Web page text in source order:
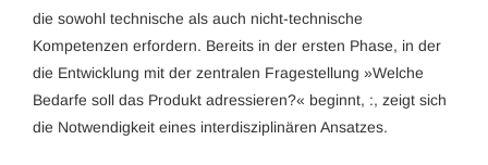
die sowohl technische als auch nicht-technische
Kompetenzen erfordern. Bereits in der ersten Phase, in der
die Entwicklung mit der zentralen Fragestellung »Welche
Bedarfe soll das Produkt adressieren?« beginnt, :, zeigt sich
die Notwendigkeit eines interdisziplinären Ansatzes.